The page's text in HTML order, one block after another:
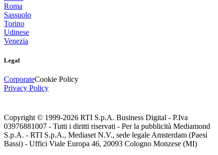
Roma
Sassuolo
Torino
Udinese
Venezia
Legal
CorporateCookie Policy
Privacy Policy
Copyright © 1999-2026 RTI S.p.A. Business Digital - P.Iva
03976881007 - Tutti i diritti riservati - Per la pubblicità Mediamond
S.p.A. - RTI S.p.A., Mediaset N.V., sede legale Amsterdam (Paesi
Bassi) - Uffici Viale Europa 46, 20093 Cologno Monzese (MI)